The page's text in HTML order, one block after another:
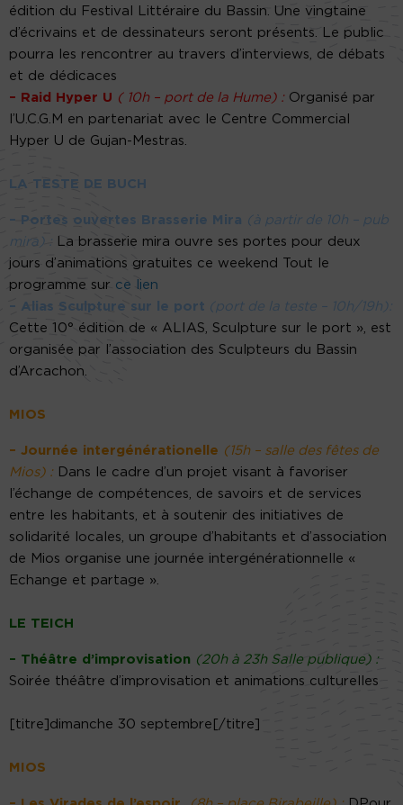
édition du Festival Littéraire du Bassin. Une vingtaine
d’écrivains et de dessinateurs seront présents. Le public
pourra les rencontrer au travers d’interviews, de débats
et de dédicaces
– Raid Hyper U ( 10h – port de la Hume) :Organisé par
l’U.C.G.M en partenariat avec le Centre Commercial
Hyper U de Gujan-Mestras.
LA TESTE DE BUCH
– Portes ouvertes Brasserie Mira (à partir de 10h – pub
mira) : La brasserie mira ouvre ses portes pour deux
jours d’animations gratuites ce weekend Tout le
programme sur ce lien
– Alias Sculpture sur le port (port de la teste – 10h/19h):
Cette 10° édition de « ALIAS, Sculpture sur le port », est
organisée par l’association des Sculpteurs du Bassin
d’Arcachon.
MIOS
– Journée intergénérationelle (15h – salle des fêtes de
Mios) :Dans le cadre d’un projet visant à favoriser
l’échange de compétences, de savoirs et de services
entre les habitants, et à soutenir des initiatives de
solidarité locales, un groupe d’habitants et d’association
de Mios organise une journée intergénérationnelle «
Echange et partage ».
LE TEICH
– Théâtre d’improvisation (20h à 23h Salle publique) :
Soirée théâtre d’improvisation et animations culturelles
[titre]dimanche 30 septembre[/titre]
MIOS